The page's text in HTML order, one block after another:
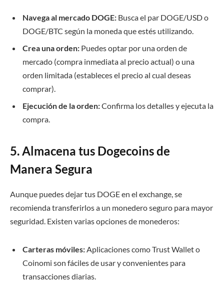
Navega al mercado DOGE: Busca el par DOGE/USD o
DOGE/BTC según la moneda que estés utilizando.
Crea una orden: Puedes optar por una orden de
mercado (compra inmediata al precio actual) o una
orden limitada (estableces el precio al cual deseas
comprar).
Ejecución de la orden:Confirma los detalles y ejecuta la
compra.
5. Almacena tus Dogecoins de
Manera Segura
Aunque puedes dejar tus DOGE en el exchange, se
recomienda transferirlos a un monedero seguro para mayor
seguridad. Existen varias opciones de monederos:
Carteras móviles:Aplicaciones como Trust Wallet o
Coinomi son fáciles de usar y convenientes para
transacciones diarias.